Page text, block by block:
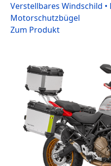
Verstellbares Windschild •
Motorschutzbügel
Zum Produkt